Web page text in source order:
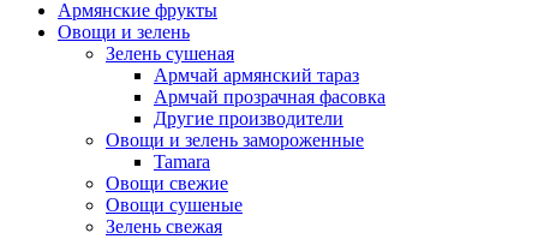
Армянские фрукты
Овощи и зелень
Зелень сушеная
Армчай армянский тараз
Армчай прозрачная фасовка
Другие производители
Овощи и зелень замороженные
Tamara
Овощи свежие
Овощи сушеные
Зелень свежая